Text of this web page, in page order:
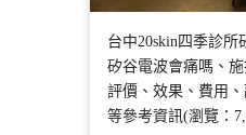
台中20skin四季診
矽谷電波會痛嗎、
評價、效果、費用
等參考資訊(瀏覽：